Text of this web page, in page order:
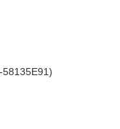
58135E91)